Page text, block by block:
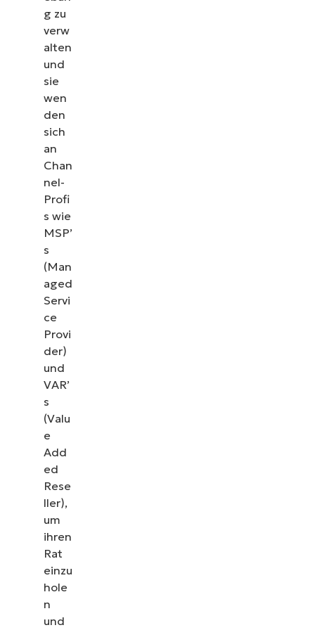
g zu
verw
alten
und
sie
wen
den
sich
an
Chan
nel-
Profi
s wie
MSP’
s
(Man
aged
Servi
ce
Provi
der)
und
VAR’
s
(Valu
e
Add
ed
Rese
ller),
um
ihren
Rat
einzu
hole
n
und
Sehen Sie NinjaOne in
Sehen Sie sich unsere On-Demand-Demos an und